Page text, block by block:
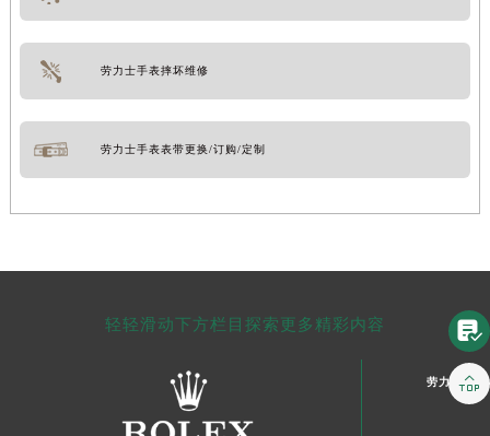
劳力士手表摔坏维修
劳力士手表表带更换/订购/定制
轻轻滑动下方栏目探索更多精彩内容
劳力士中国

